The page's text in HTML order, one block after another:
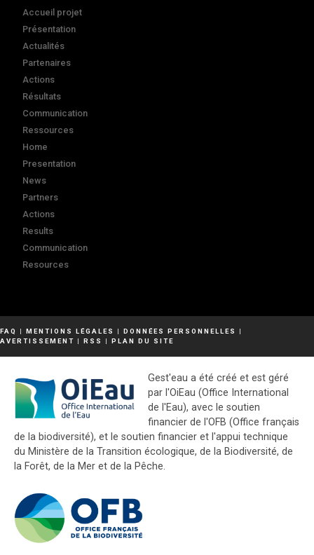
Accueil projet
Présentation
Actualités
Partenaires
Actions
Résultats
Communication
Ressources
Home
Presentation
News
Partners
Actions
Results
Communication
Resources
FAQ | MENTIONS LÉGALES | DONNÉES PERSONNELLES
|
AVERTISSEMENT | RSS | PLAN DU SITE
Gest'eau a été créé et est géré
par l'OiEau (Office International
de l'Eau), avec le soutien
financier de l'OFB (Office français
de la biodiversité), et le soutien financier et l'appui technique
du Ministère de la Transition écologique, de la Biodiversité, de
la Forêt, de la Mer et de la Pêche.